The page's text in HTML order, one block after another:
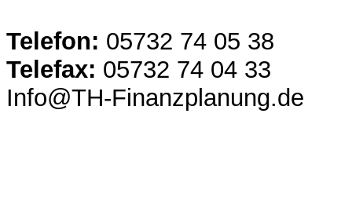
Telefon: 05732 74 05 38
Telefax: 05732 74 04 33
Info@TH-Finanzplanung.de